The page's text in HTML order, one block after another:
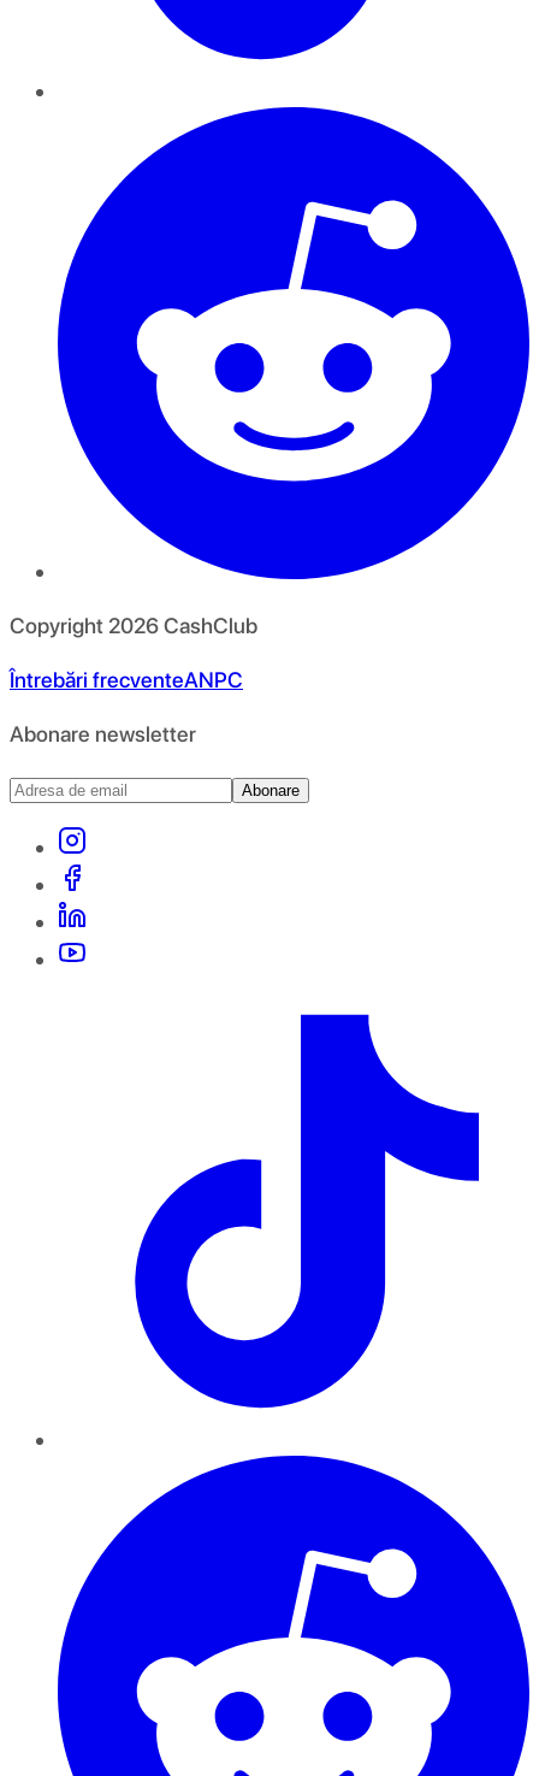
Copyright 2026CashClub
Întrebări frecventeANPC
Abonare newsletter
Abonare